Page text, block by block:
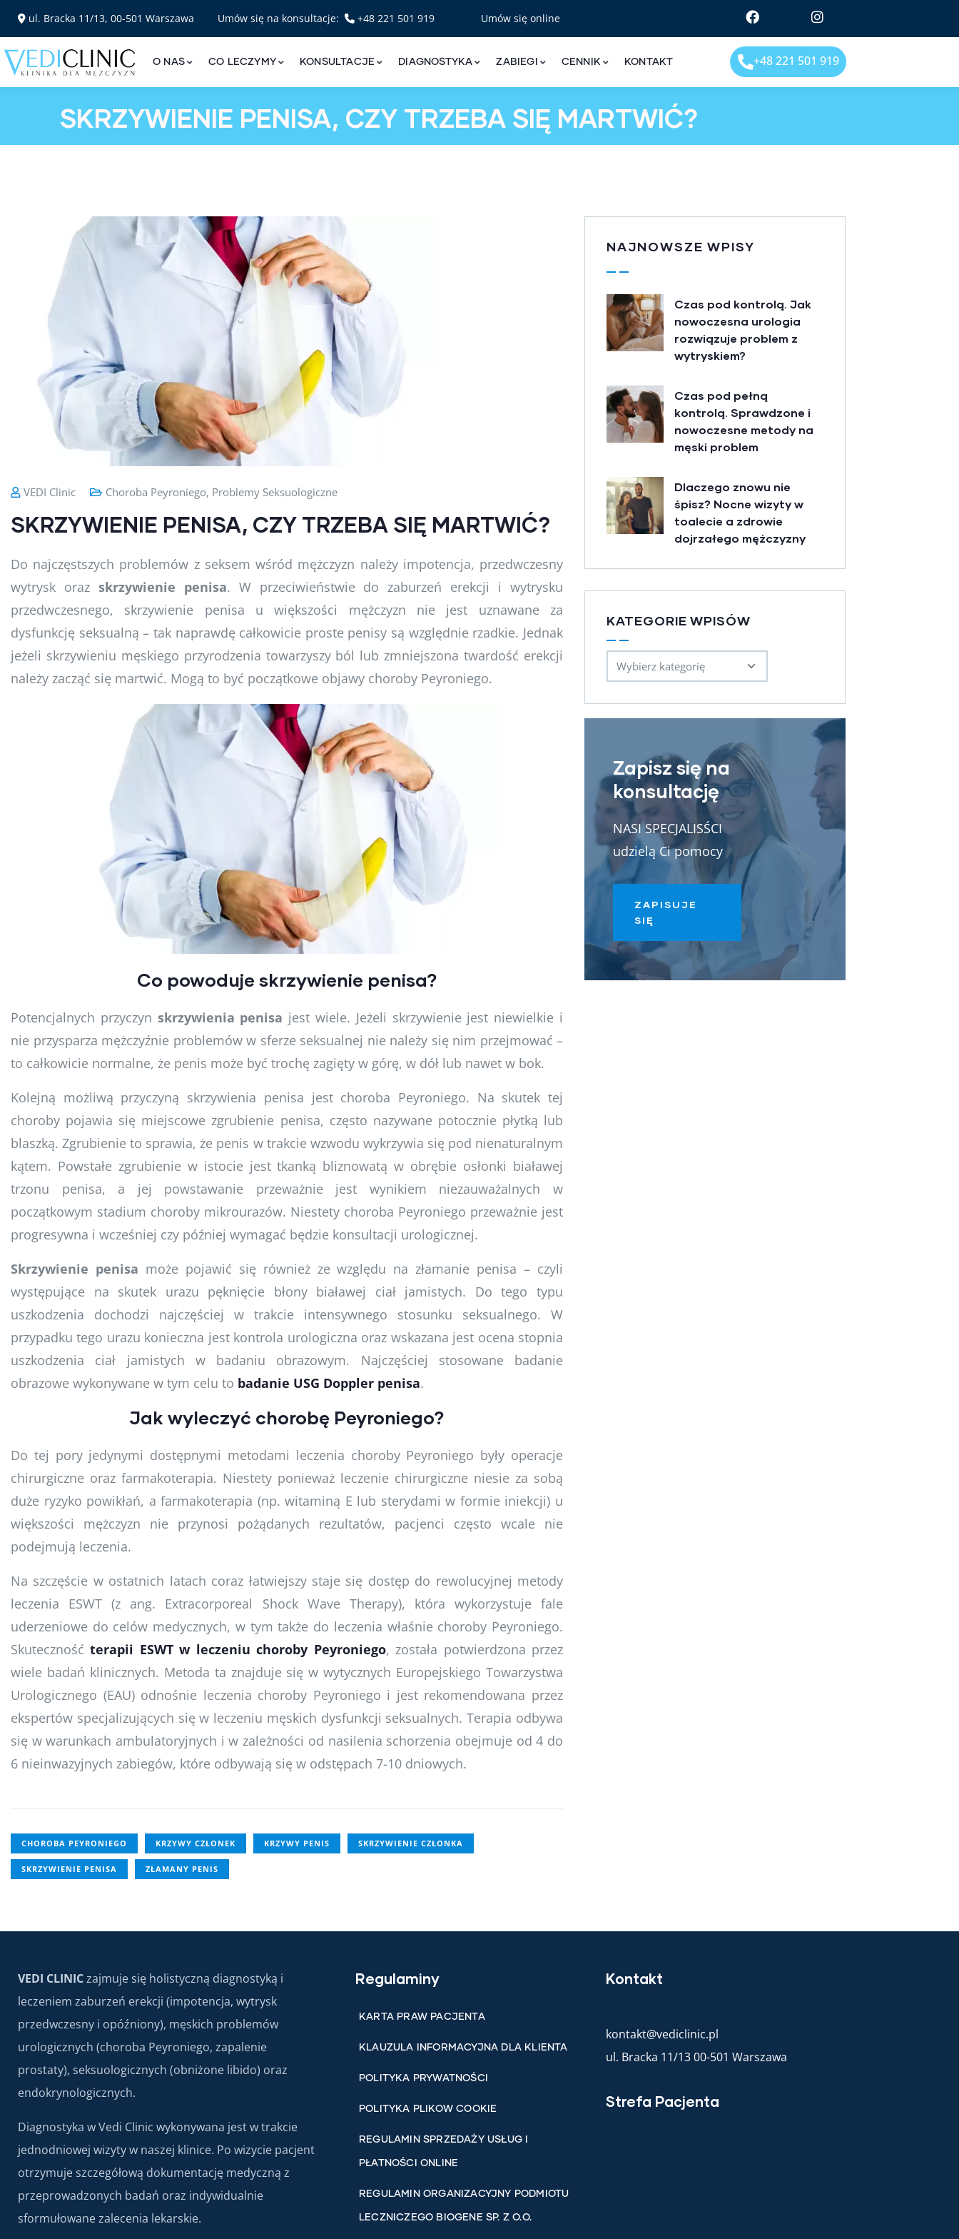
ul. Bracka 11/13, 00-501 Warszawa Umów się na konsultacje: +48 221 501 919 Umów się online
O NAS CO LECZYMY KONSULTACJE DIAGNOSTYKA ZABIEGI CENNIK KONTAKT +48 221 501 919
SKRZYWIENIE PENISA, CZY TRZEBA SIĘ MARTWIĆ?
VEDI Clinic Choroba Peyroniego, Problemy Seksuologiczne
SKRZYWIENIE PENISA, CZY TRZEBA SIĘ MARTWIĆ?
Do najczęstszych problemów z seksem wśród mężczyzn należy impotencja, przedwczesny
wytrysk oraz skrzywienie penisa. W przeciwieństwie do zaburzeń erekcji i wytrysku
przedwczesnego, skrzywienie penisa u większości mężczyzn nie jest uznawane za
dysfunkcję seksualną – tak naprawdę całkowicie proste penisy są względnie rzadkie. Jednak
jeżeli skrzywieniu męskiego przyrodzenia towarzyszy ból lub zmniejszona twardość erekcji
należy zacząć się martwić. Mogą to być początkowe objawy choroby Peyroniego.
Co powoduje skrzywienie penisa?
Potencjalnych przyczyn skrzywienia penisa jest wiele. Jeżeli skrzywienie jest niewielkie i
nie przysparza mężczyźnie problemów w sferze seksualnej nie należy się nim przejmować –
to całkowicie normalne, że penis może być trochę zagięty w górę, w dół lub nawet w bok.
Kolejną możliwą przyczyną skrzywienia penisa jest choroba Peyroniego. Na skutek tej
choroby pojawia się miejscowe zgrubienie penisa, często nazywane potocznie płytką lub
blaszką. Zgrubienie to sprawia, że penis w trakcie wzwodu wykrzywia się pod nienaturalnym
kątem. Powstałe zgrubienie w istocie jest tkanką bliznowatą w obrębie osłonki białawej
trzonu penisa, a jej powstawanie przeważnie jest wynikiem niezauważalnych w
początkowym stadium choroby mikrourazów. Niestety choroba Peyroniego przeważnie jest
progresywna i wcześniej czy później wymagać będzie konsultacji urologicznej.
Skrzywienie penisa może pojawić się również ze względu na złamanie penisa – czyli
występujące na skutek urazu pęknięcie błony białawej ciał jamistych. Do tego typu
uszkodzenia dochodzi najczęściej w trakcie intensywnego stosunku seksualnego. W
przypadku tego urazu konieczna jest kontrola urologiczna oraz wskazana jest ocena stopnia
uszkodzenia ciał jamistych w badaniu obrazowym. Najczęściej stosowane badanie
obrazowe wykonywane w tym celu to badanie USG Doppler penisa.
Jak wyleczyć chorobę Peyroniego?
Do tej pory jedynymi dostępnymi metodami leczenia choroby Peyroniego były operacje
chirurgiczne oraz farmakoterapia. Niestety ponieważ leczenie chirurgiczne niesie za sobą
duże ryzyko powikłań, a farmakoterapia (np. witaminą E lub sterydami w formie iniekcji) u
większości mężczyzn nie przynosi pożądanych rezultatów, pacjenci często wcale nie
podejmują leczenia.
Na szczęście w ostatnich latach coraz łatwiejszy staje się dostęp do rewolucyjnej metody
leczenia ESWT (z ang. Extracorporeal Shock Wave Therapy), która wykorzystuje fale
uderzeniowe do celów medycznych, w tym także do leczenia właśnie choroby Peyroniego.
Skutecznośćterapii ESWT w leczeniu choroby Peyroniego, została potwierdzona przez
wiele badań klinicznych. Metoda ta znajduje się w wytycznych Europejskiego Towarzystwa
Urologicznego (EAU) odnośnie leczenia choroby Peyroniego i jest rekomendowana przez
ekspertów specjalizujących się w leczeniu męskich dysfunkcji seksualnych. Terapia odbywa
się w warunkach ambulatoryjnych i w zależności od nasilenia schorzenia obejmuje od 4 do
6 nieinwazyjnych zabiegów, które odbywają się w odstępach 7-10 dniowych.
CHOROBA PEYRONIEGO KRZYWY CZŁONEK KRZYWY PENIS SKRZYWIENIE CZŁONKA
SKRZYWIENIE PENISA ZŁAMANY PENIS
NAJNOWSZE WPISY
Czas pod kontrolą. Jak
nowoczesna urologia
rozwiązuje problem z
wytryskiem?
Czas pod pełną
kontrolą. Sprawdzone i
nowoczesne metody na
męski problem
Dlaczego znowu nie
śpisz? Nocne wizyty w
toalecie a zdrowie
dojrzałego mężczyzny
KATEGORIE WPISÓW
Zapisz się na
konsultację
NASI SPECJALISŚCI
udzielą Ci pomocy
ZAPISUJE
SIĘ
VEDI CLINICzajmuje się holistyczną diagnostyką i
leczeniem zaburzeń erekcji (impotencja, wytrysk
przedwczesny i opóźniony), męskich problemów
urologicznych (choroba Peyroniego, zapalenie
prostaty), seksuologicznych (obniżone libido) oraz
endokrynologicznych.
Diagnostyka w Vedi Clinic wykonywana jest w trakcie
jednodniowej wizyty w naszej klinice. Po wizycie pacjent
otrzymuje szczegółową dokumentację medyczną z
przeprowadzonych badań oraz indywidualnie
sformułowane zalecenia lekarskie.
Regulaminy
KARTA PRAW PACJENTA
KLAUZULA INFORMACYJNA DLA KLIENTA
POLITYKA PRYWATNOŚCI
POLITYKA PLIKOW COOKIE
REGULAMIN SPRZEDAŻY USŁUG I
PŁATNOŚCI ONLINE
REGULAMIN ORGANIZACYJNY PODMIOTU
LECZNICZEGO BIOGENE SP. Z O.O.
Kontakt
kontakt@vediclinic.pl
ul. Bracka 11/13 00-501 Warszawa
Strefa Pacjenta